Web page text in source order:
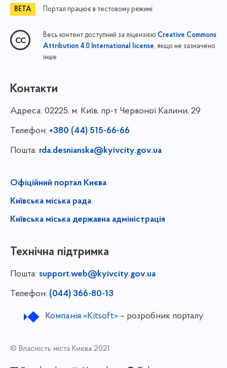
Портал працює в тестовому режимі
Весь контент доступний за ліцензією Creative Commons
Attribution 4.0 International license, якщо не зазначено
інше
Контакти
Адреса: 02225, м. Київ, пр-т Червоної Калини, 29
Телефон: +380 (44) 515-66-66
Пошта: rda.desnianska@kyivcity.gov.ua
Офіційний портал Києва
Київська міська рада
Київська міська державна адміністрація
Технічна підтримка
Пошта: support.web@kyivcity.gov.ua
Телефон: (044) 366-80-13
Компанія «Kitsoft»– розробник порталу
© Власність міста Києва 2021